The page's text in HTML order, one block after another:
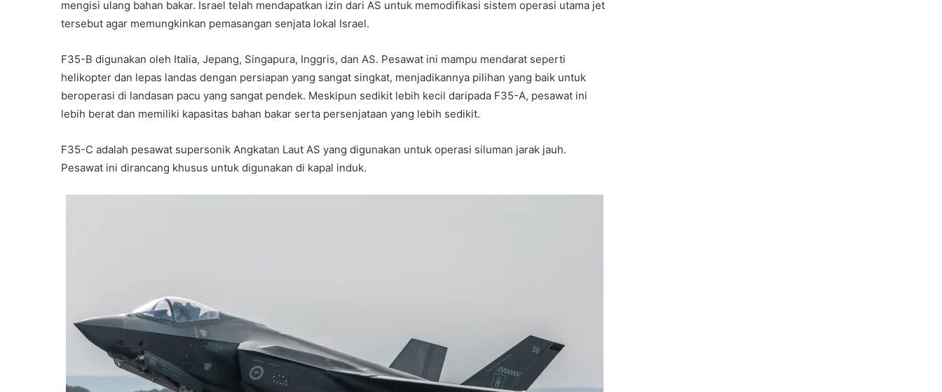
mengisi ulang bahan bakar. Israel telah mendapatkan izin dari AS untuk memodifikasi sistem operasi utama jet
tersebut agar memungkinkan pemasangan senjata lokal Israel.
F35-B digunakan oleh Italia, Jepang, Singapura, Inggris, dan AS. Pesawat ini mampu mendarat seperti
helikopter dan lepas landas dengan persiapan yang sangat singkat, menjadikannya pilihan yang baik untuk
beroperasi di landasan pacu yang sangat pendek. Meskipun sedikit lebih kecil daripada F35-A, pesawat ini
lebih berat dan memiliki kapasitas bahan bakar serta persenjataan yang lebih sedikit.
F35-C adalah pesawat supersonik Angkatan Laut AS yang digunakan untuk operasi siluman jarak jauh.
Pesawat ini dirancang khusus untuk digunakan di kapal induk.